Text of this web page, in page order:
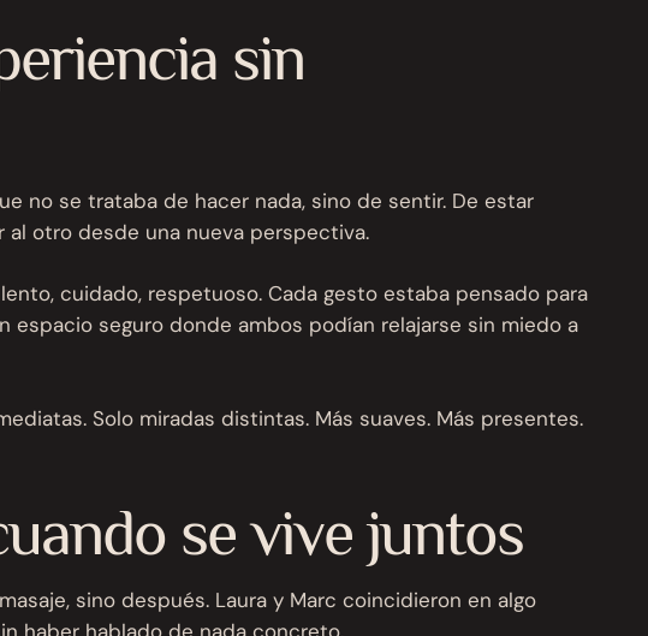
sin
no se trataba de hacer nada, sino de sentir. De estar
otro desde una nueva perspectiva.
cuidado, respetuoso. Cada gesto estaba pensado para
espacio seguro donde ambos podían relajarse sin miedo a
Solo miradas distintas. Más suaves. Más presentes.
se vive juntos
sino después. Laura y Marc coincidieron en algo